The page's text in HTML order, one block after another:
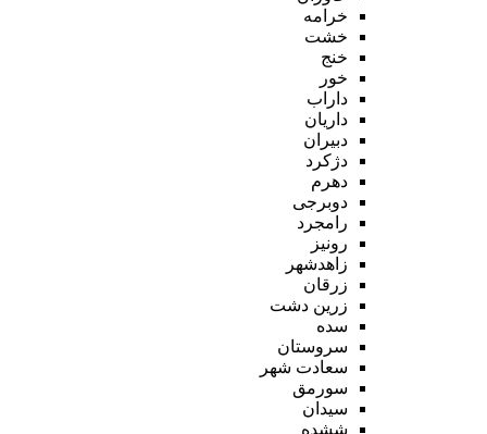
خرامه
خشت
خنج
خور
داراب
داریان
دبیران
دژکرد
دهرم
دوبرجی
رامجرد
رونیز
زاهدشهر
زرقان
زرین دشت
سده
سروستان
سعادت شهر
سورمق
سیدان
ششده